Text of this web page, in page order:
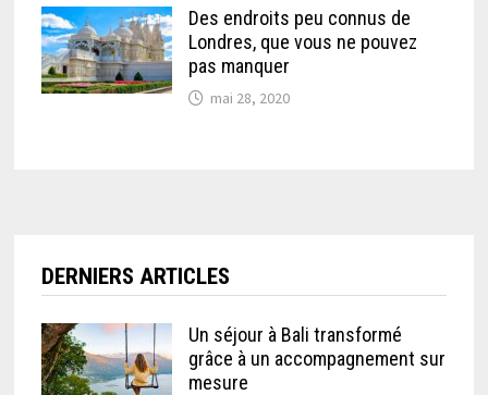
Des endroits peu connus de
Londres, que vous ne pouvez
pas manquer
mai 28, 2020
DERNIERS ARTICLES
Un séjour à Bali transformé
grâce à un accompagnement sur
mesure